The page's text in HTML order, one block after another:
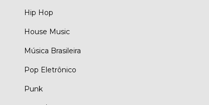
Hip Hop
House Music
Música Brasileira
Pop Eletrônico
Punk